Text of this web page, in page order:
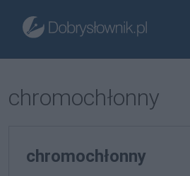
chromochłonny
chromochłonny